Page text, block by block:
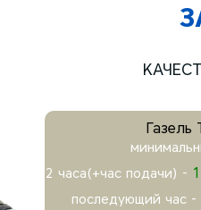
Газель
2 часа(+час подачи) -
последующий час -